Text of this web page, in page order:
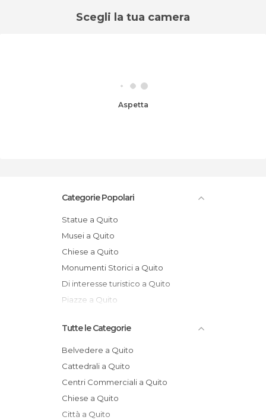
Scegli la tua camera
Aspetta
Categorie Popolari
Statue a Quito
Musei a Quito
Chiese a Quito
Monumenti Storici a Quito
Di interesse turistico a Quito
Piazze a Quito
Tutte le Categorie
Belvedere a Quito
Cattedrali a Quito
Centri Commerciali a Quito
Chiese a Quito
Città a Quito